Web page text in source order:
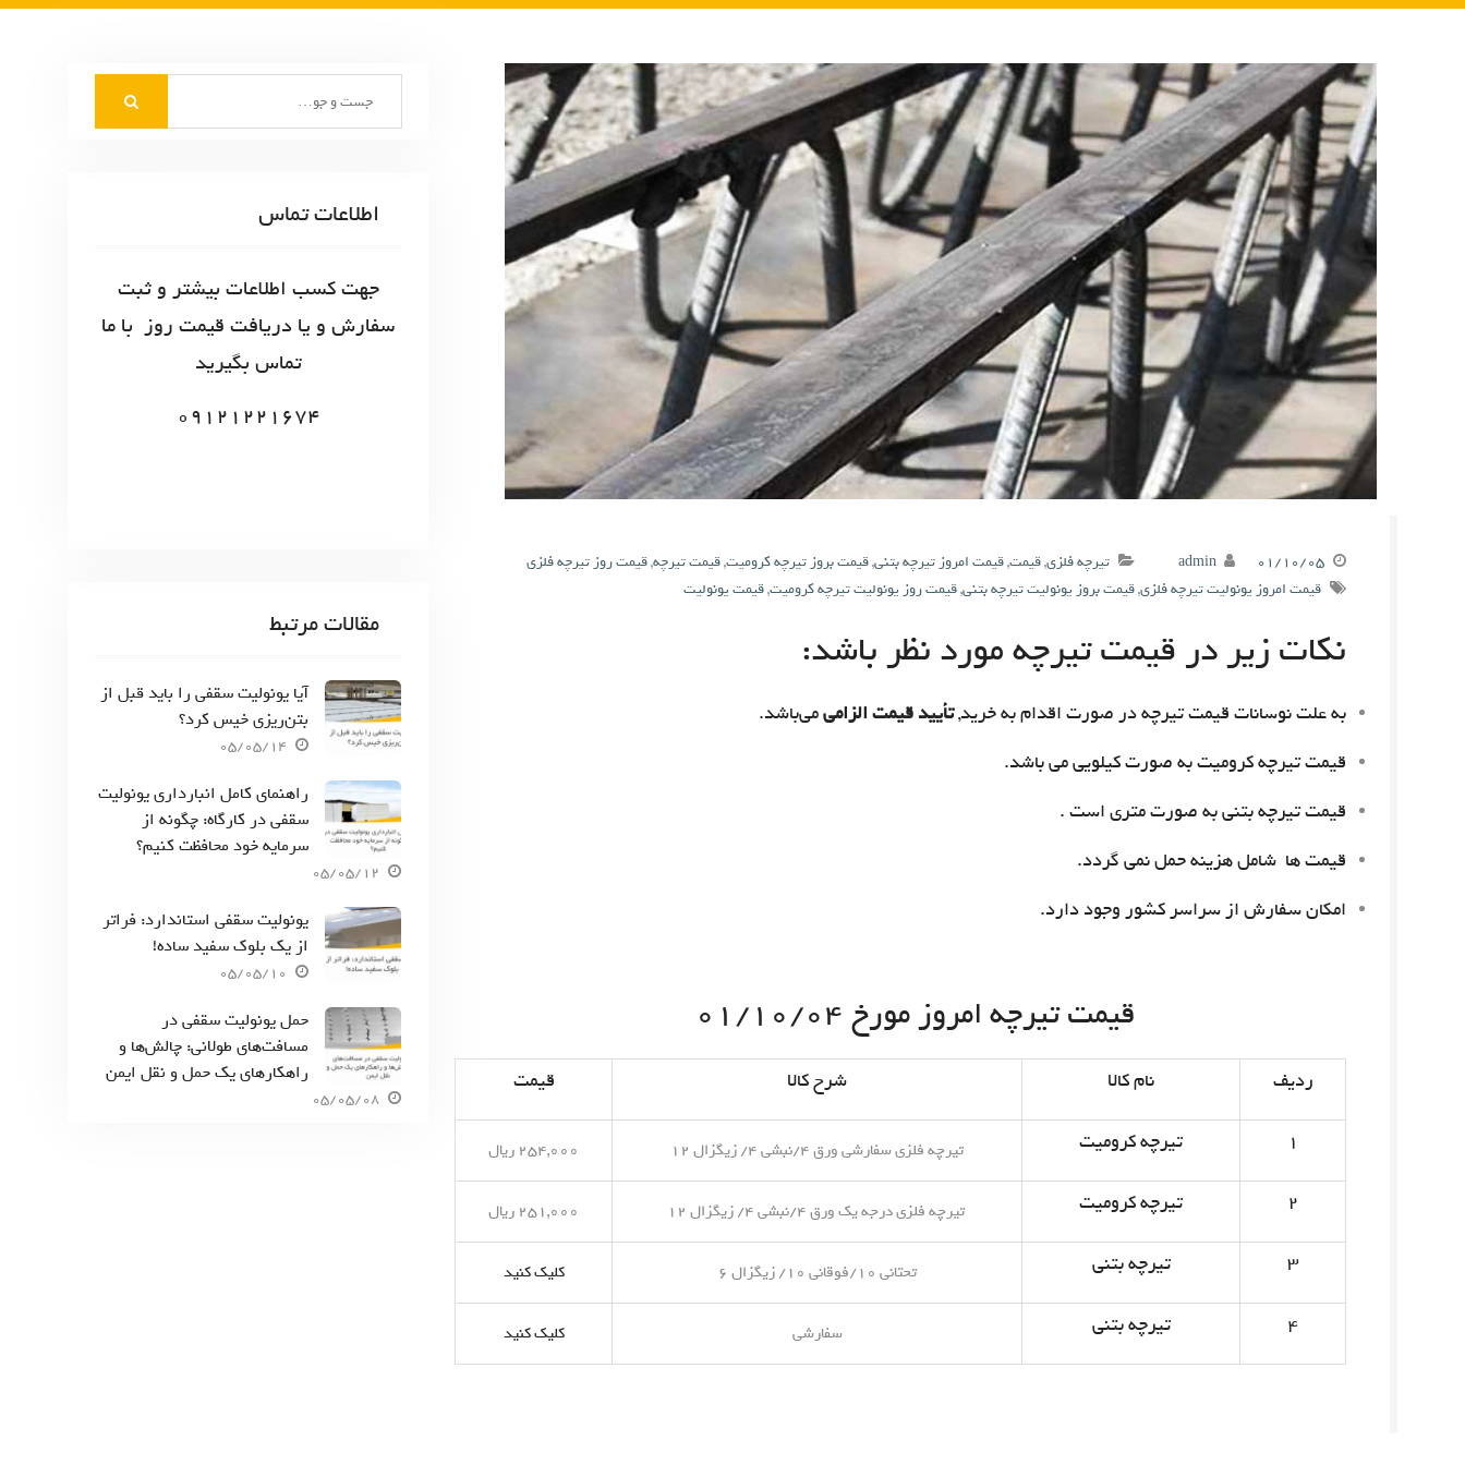
۰۱/۱۰/۰۵ admin تیرچه فلزی,قیمت,قیمت امروز تیرچه بتنی,قیمت بروز تیرچه کرومیت,قیمت تیرچه,قیمت روز تیرچه فلزی
قیمت امروز یونولیت تیرچه فلزی,قیمت بروز یونولیت تیرچه بتنی,قیمت روز یونولیت تیرچه کرومیت,قیمت یونولیت
نکات زیر در قیمت تیرچه مورد نظر باشد:
به علت نوسانات قیمت تیرچه در صورت اقدام به خرید,تأیید قیمت الزامیمی‌باشد.
قیمت تیرچه کرومیت به صورت کیلویی می باشد.
قیمت تیرچه بتنی به صورت متری است .
قیمت ها شامل هزینه حمل نمی گردد.
امکان سفارش از سراسر کشور وجود دارد.
قیمت تیرچه امروز مورخ ۰۱/۱۰/۰۴
ردیف نام کالا شرح کالا قیمت
۱ تیرچه کرومیت تیرچه فلزی سفارشی ورق ۴/نبشی ۴/ زیگزال ۱۲ ۲۵۴,۰۰۰ ریال
۲ تیرچه کرومیت تیرچه فلزی درجه یک ورق ۴/نبشی ۴/ زیگزال ۱۲ ۲۵۱,۰۰۰ ریال
۳ تیرچه بتنی تحتانی ۱۰/فوقانی ۱۰/ زیگزال ۶ کلیک کنید
۴ تیرچه بتنی سفارشی کلیک کنید
اطلاعات تماس
جهت کسب اطلاعات بیشتر و ثبت
سفارش و یا دریافت قیمت روز با ما
تماس بگیرید
09121221674
مقالات مرتبط
آیا یونولیت سقفی را باید قبل از
بتن‌ریزی خیس کرد؟
05/05/14
راهنمای کامل انبارداری یونولیت
سقفی در کارگاه: چگونه از
سرمایه خود محافظت کنیم؟
05/05/12
یونولیت سقفی استاندارد: فراتر
از یک بلوک سفید ساده!
05/05/10
حمل یونولیت سقفی در
مسافت‌های طولانی: چالش‌ها و
راهکارهای یک حمل و نقل ایمن
05/05/08